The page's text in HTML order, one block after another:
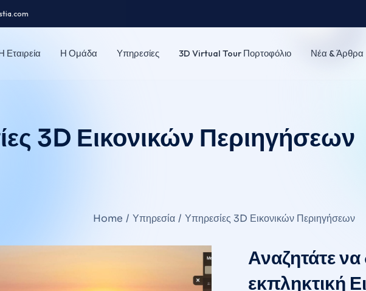
Εταιρεία Η Ομάδα Υπηρεσίες 3D Virtual Tour Πορτοφόλιο Νέα & Άρθρα
3D Εικονικών Περιηγήσεων
Home Υπηρεσία Υπηρεσίες 3D Εικονικών Περιηγήσεων
Αναζητάτε
εκπληκτική